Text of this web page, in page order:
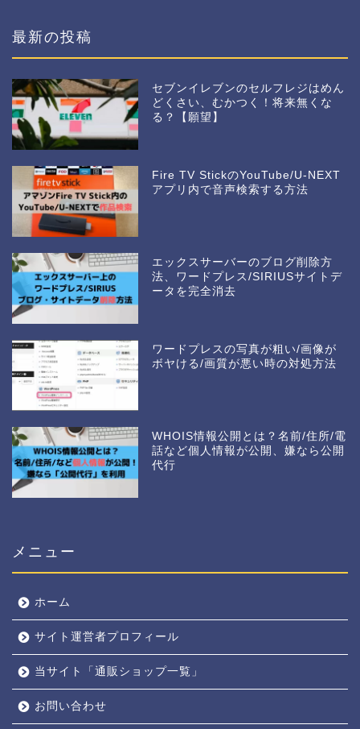
最新の投稿
セブンイレブンのセルフレジはめん
どくさい、むかつく！将来無くな
る？【願望】
Fire TV StickのYouTube/U-NEXT
アプリ内で音声検索する方法
エックスサーバーのブログ削除方
法、ワードプレス/SIRIUSサイトデ
ータを完全消去
ワードプレスの写真が粗い/画像が
ボヤける/画質が悪い時の対処方法
WHOIS情報公開とは？名前/住所/電
話など個人情報が公開、嫌なら公開
代行
メニュー
ホーム
サイト運営者プロフィール
当サイト「通販ショップ一覧」
お問い合わせ